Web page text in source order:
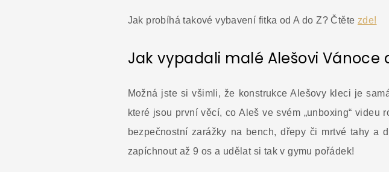
Jak probíhá takové vybavení fitka od A do Z? Čtěte zde!
Jak vypadali malé Alešovi Vánoce
Možná jste si všimli, že konstrukce Alešovy kleci je
které jsou první věcí, co Aleš ve svém „unboxing“
bezpečnostní zarážky na bench, dřepy či mrtvé tahy a
zapíchnout až 9 os a udělat si tak v gymu pořádek!